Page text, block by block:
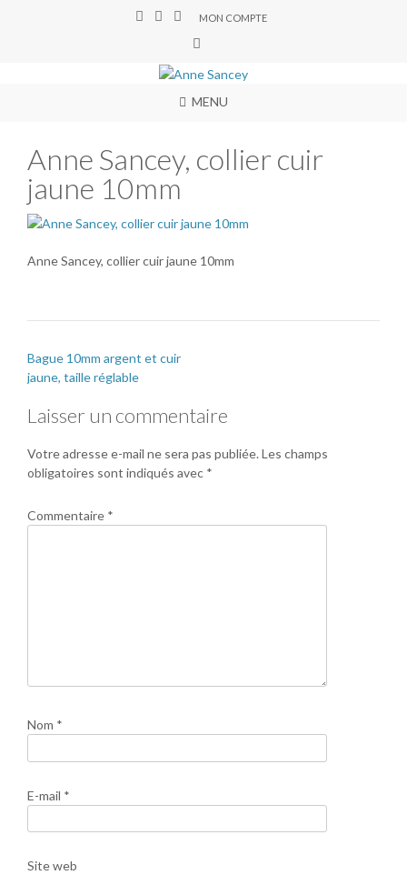
MON COMPTE
MENU
Anne Sancey, collier cuir
jaune 10mm
Anne Sancey, collier cuir jaune 10mm
Bague 10mm argent et cuir
jaune, taille réglable
Laisser un commentaire
Votre adresse e-mail ne sera pas publiée. Les champs
obligatoires sont indiqués avec *
Commentaire *
Nom *
E-mail *
Site web